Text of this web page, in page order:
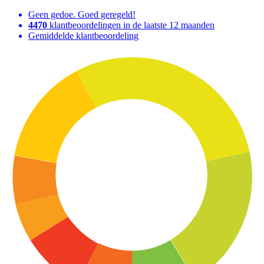
Geen gedoe. Goed geregeld!
4470 klantbeoordelingen in de laatste 12 maanden
Gemiddelde klantbeoordeling